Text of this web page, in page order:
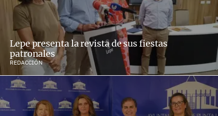
Lepe presenta la revista de sus fiestas
patronales
REDACCIÓN